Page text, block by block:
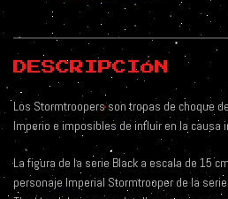
DESCRIPCIÓN
Los Stormtroopers son tropas de choque
Imperio e imposibles de influir en la causa
La figura de la serie Black a escala de 15
personaje Imperial Stormtrooper de la